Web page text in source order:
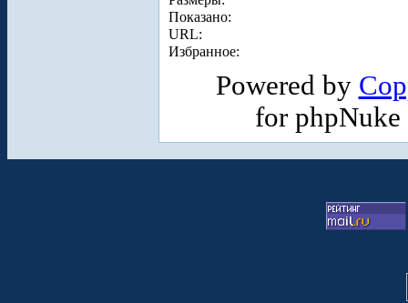
Показано:
URL:
Избранное:
Powered by
for